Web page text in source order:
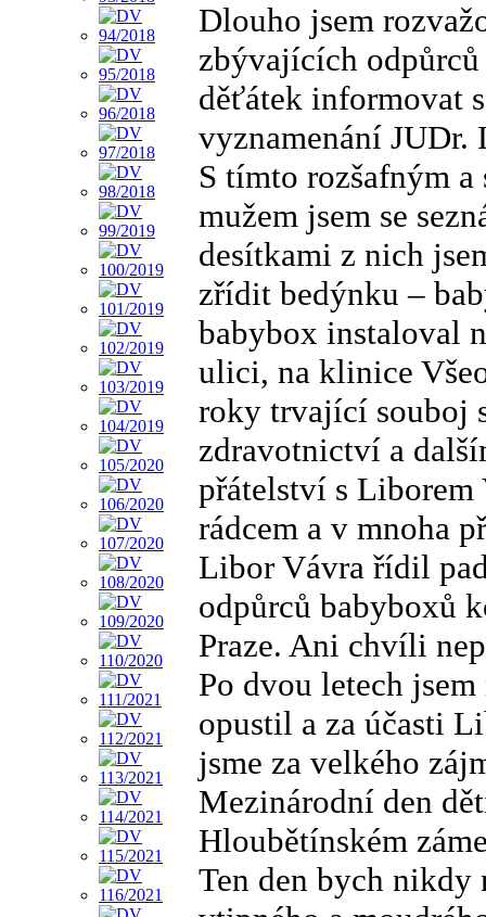
Dlouho jsem
zbývajících
děťátek informovat
vyznamenání JUDr.
S tímto rozšafným
mužem jsem se
desítkami z nich
zřídit bedýnku –
babybox instaloval
ulici, na klinice
roky trvající souboj
zdravotnictví a
přátelství s Liborem
rádcem a v mnoha
Libor Vávra řídil
odpůrců babyboxů
Praze. Ani chvíli
Po dvou letech
opustil a za účasti
jsme za velkého
Mezinárodní den
Hloubětínském
Ten den bych nikdy